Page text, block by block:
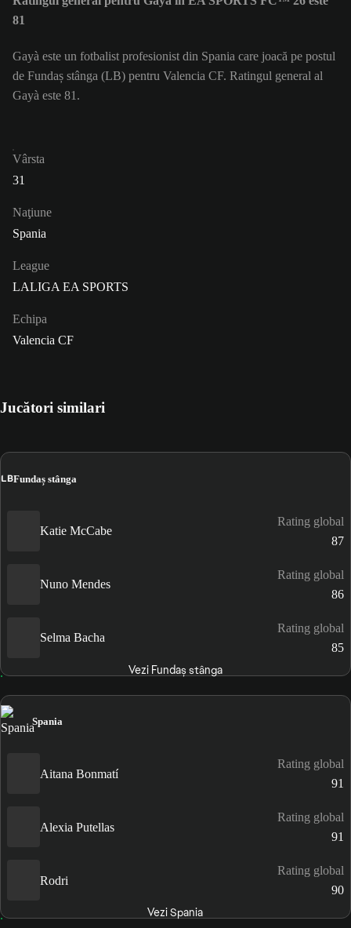
81
Gayà este un fotbalist profesionist din Spania care joacă pe postul
de Fundaș stânga (LB) pentru Valencia CF. Ratingul general al
Gayà este 81.
Vârsta
31
Naţiune
Spania
League
LALIGA EA SPORTS
Echipa
Valencia CF
Jucători similari
LBFundaș stânga
Katie McCabe
Rating global
87
Nuno Mendes
Rating global
86
Selma Bacha
Rating global
85
Vezi Fundaș stânga
Spania
Aitana Bonmatí
Rating global
91
Alexia Putellas
Rating global
91
Rodri
Rating global
90
Vezi Spania